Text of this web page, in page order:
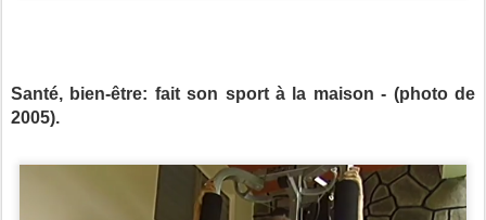
Santé, bien-être: fait son sport à la maison - (photo de
2005).